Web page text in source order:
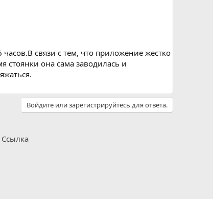
связи с тем, что приложение жестко
стоянки она сама заводилась и
Войдите или зарегистрируйтесь для ответа.
Ссылка